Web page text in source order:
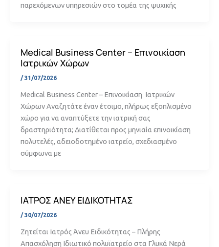
παρεχόμενων υπηρεσιών στο τομέα της ψυχικής
Medical Business Center – Επινοικίαση
Ιατρικών Χώρων
/31/07/2026
Medical Business Center – Επινοικίαση Ιατρικών
Χώρων Αναζητάτε έναν έτοιμο, πλήρως εξοπλισμένο
χώρο για να αναπτύξετε την ιατρική σας
δραστηριότητα; Διατίθεται προς μηνιαία επινοικίαση
πολυτελές, αδειοδοτημένο ιατρείο, σχεδιασμένο
σύμφωνα με
ΙΑΤΡΟΣ ΑΝΕΥ ΕΙΔΙΚΟΤΗΤΑΣ
/30/07/2026
Ζητείται Ιατρός Άνευ Ειδικότητας – Πλήρης
Απασχόληση Ιδιωτικό πολυϊατρείο στα Γλυκά Νερά